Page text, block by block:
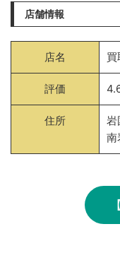
店舗情報
店名
評価
住所
岩
南